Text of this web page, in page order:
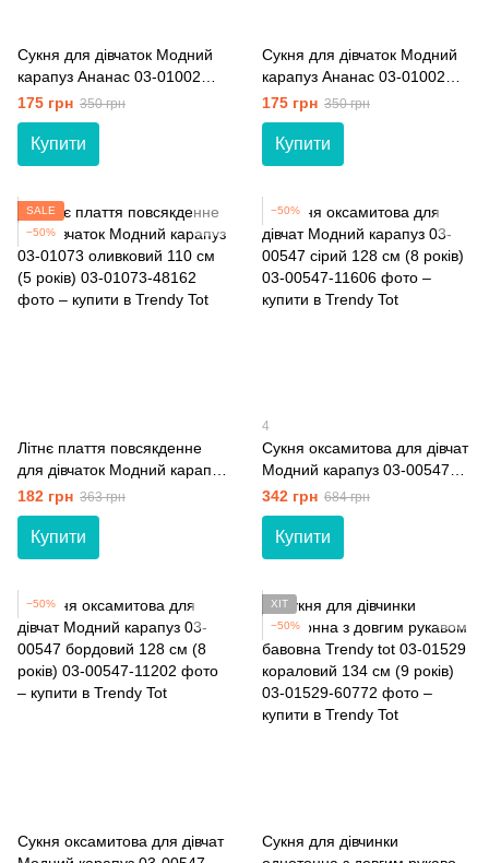
Сукня для дівчаток Модний
карапуз Ананас 03-01002
блакитний 104 см (4 роки)
175 грн 350 грн
Купити
Сукня для дівчаток Модний
карапуз Ананас 03-01002
білий 92 см (2 роки)
175 грн 350 грн
Купити
SALE
−50%
Літнє плаття повсякденне
для дівчаток Модний карапуз
03-01073 оливковий 110 см
(5 років)
182 грн 363 грн
Купити
−50%
4
Сукня оксамитова для дівчат
Модний карапуз 03-00547
сірий 128 см (8 років)
342 грн 684 грн
Купити
−50%
Сукня оксамитова для дівчат
ХІТ
−50%
Сукня для дівчинки